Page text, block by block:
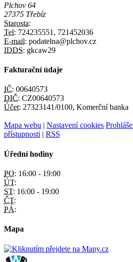
Plchov 64
27375 Třebíz
Starosta:
Tel: 724235551, 721452036
E-mail: podatelna@plchov.cz
IDDS: gkcaw29
Fakturační údaje
IČ: 00640573
DIČ: CZ00640573
Účet: 27323141/0100, Komerční banka
Mapa webu Nastavení cookies
přístupnosti
RSS
Úřední hodiny
PO: 16:00 - 19:00
ÚT:
ST: 16:00 - 19:00
ČT:
PÁ:
Mapa